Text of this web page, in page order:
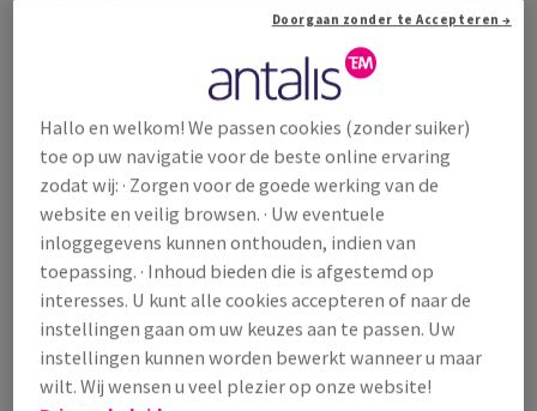
Het FSC®-label is een sterke CSR tool die bedrijven helpt om
aan wettelijke vereisten te voldoen, de toegang tot de markt
te verbeteren en de waarde van het bos te beschermen.
Nu milieuthema’s een nooit eerder geziene uitdaging
Hallo en welkom! We passen cookies (zonder suiker)
toe op uw navigatie voor de beste online ervaring
zodat wij: · Zorgen voor de goede werking van de
website en veilig browsen. · Uw eventuele
inloggegevens kunnen onthouden, indien van
toepassing. · Inhoud bieden die is afgestemd op
interesses. U kunt alle cookies accepteren of naar de
instellingen gaan om uw keuzes aan te passen. Uw
instellingen kunnen worden bewerkt wanneer u maar
wilt. Wij wensen u veel plezier op onze website!
Doorgaan zonder te Accepteren →